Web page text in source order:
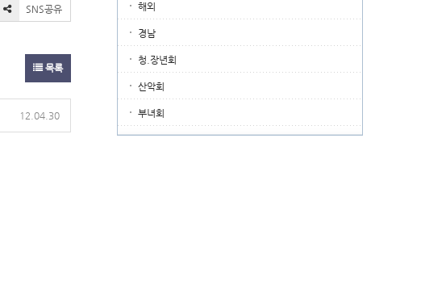
SNS공유
목록
12.04.30
해외
경남
청.장년회
산악회
부녀회